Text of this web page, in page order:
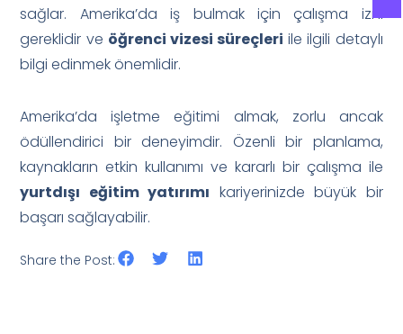
sağlar. Amerika’da iş bulmak için çalışma izni
gereklidir ve öğrenci vizesi süreçleri ile ilgili detaylı
bilgi edinmek önemlidir.
Amerika’da işletme eğitimi almak, zorlu ancak
ödüllendirici bir deneyimdir. Özenli bir planlama,
kaynakların etkin kullanımı ve kararlı bir çalışma ile
yurtdışı eğitim yatırımı kariyerinizde büyük bir
başarı sağlayabilir.
Share the Post: